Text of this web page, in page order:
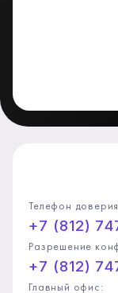
Телефон
+7 (812)
Разрешение
+7 (812)
Главный офис: